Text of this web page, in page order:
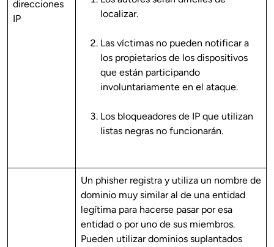
direcciones
IP
localizar.
Las víctimas no pueden notificar a
los propietarios de los dispositivos
que están participando
involuntariamente en el ataque.
Los bloqueadores de IP que utilizan
listas negras no funcionarán.
Un phisher registra y utiliza un nombre de
dominio muy similar al de una entidad
legítima para hacerse pasar por esa
entidad o por uno de sus miembros.
Pueden utilizar dominios suplantados